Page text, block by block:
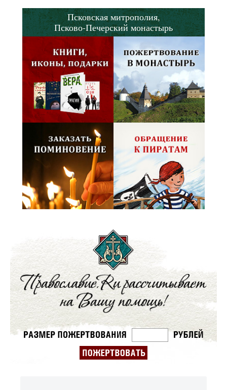
Псковская митрополия,
Псково-Печерский монастырь